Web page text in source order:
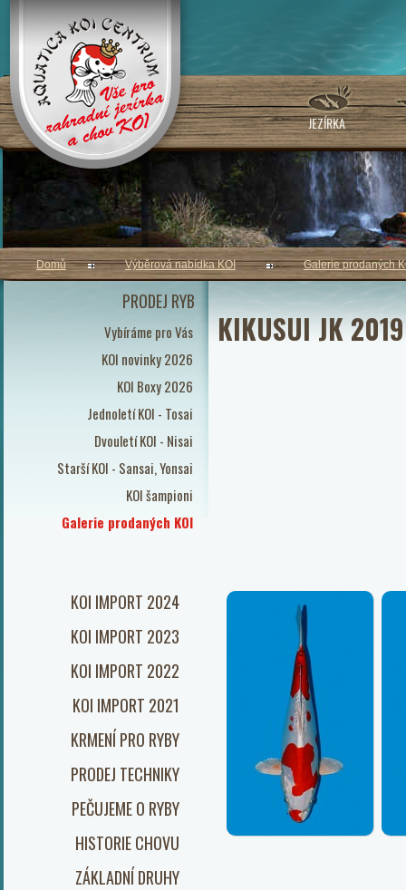
JEZÍRKA
PRODEJ RYB
Vybíráme pro Vás
KOI novinky 2026
KOI Boxy 2026
Jednoletí KOI - Tosai
Dvouletí KOI - Nisai
Starší KOI - Sansai, Yonsai
KOI šampioni
Galerie prodaných KOI
KOI IMPORT 2024
KOI IMPORT 2023
KOI IMPORT 2022
KOI IMPORT 2021
KRMENÍ PRO RYBY
PRODEJ TECHNIKY
PEČUJEME O RYBY
HISTORIE CHOVU
ZÁKLADNÍ DRUHY
Domů Výběrová nabídka KOI Galerie prodaných
KIKUSUI JK